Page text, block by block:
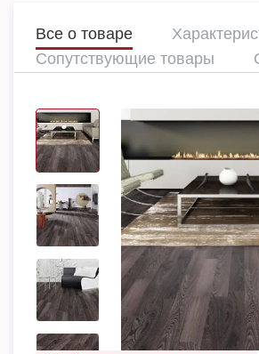
Все о товаре
Сопутствующие товары